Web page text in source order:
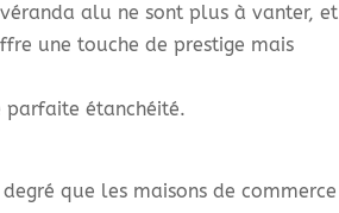
alu ne sont plus à vanter, et
une touche de prestige mais
parfaite étanchéité.
que les maisons de commerce